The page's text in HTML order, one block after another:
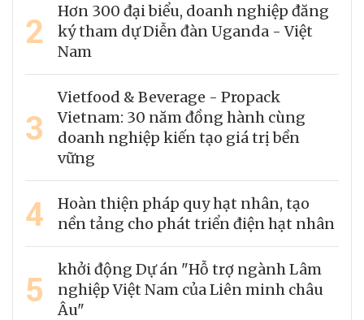
2
Hơn 300 đại biểu, doanh nghiệp đăng
ký tham dự Diễn đàn Uganda - Việt
Nam
3
Vietfood & Beverage - Propack
Vietnam: 30 năm đồng hành cùng
doanh nghiệp kiến tạo giá trị bền
vững
4
Hoàn thiện pháp quy hạt nhân, tạo
nền tảng cho phát triển điện hạt nhân
5
khởi động Dự án "Hỗ trợ ngành Lâm
nghiệp Việt Nam của Liên minh châu
Âu"